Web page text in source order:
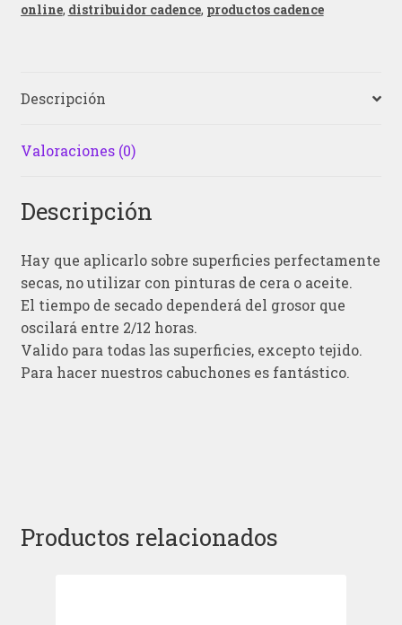
online, distribuidor cadence, productos cadence
Descripción
Valoraciones (0)
Descripción
Hay que aplicarlo sobre superficies perfectamente
secas, no utilizar con pinturas de cera o aceite.
El tiempo de secado dependerá del grosor que
oscilará entre 2/12 horas.
Valido para todas las superficies, excepto tejido.
Para hacer nuestros cabuchones es fantástico.
Productos relacionados